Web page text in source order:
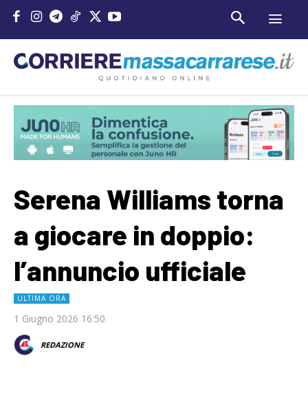
Serena Williams torna
a giocare in doppio:
l’annuncio ufficiale
ULTIMA ORA
1 Giugno 2026 16:50
REDAZIONE